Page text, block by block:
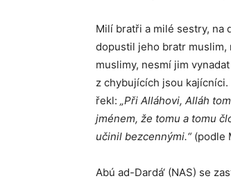
Milí bratři a milé sestry, na
dopustil jeho bratr muslim,
muslimy, nesmí jim
z chybujících jsou
řekl: „Při Alláhovi, Alláh
jménem, že tomu a tomu
učinil bezcennými.“(podle
Abú ad-Dardá‘ (NAS) se